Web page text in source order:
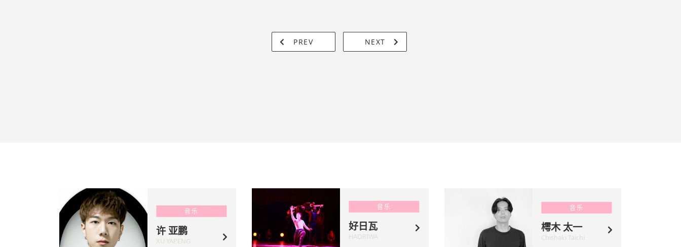
PREV NEXT
音乐
许 亚鹏
XU YAPENG
音乐
好日瓦
HAORIWA
音乐
樗木 太一
Chishaki Taichi